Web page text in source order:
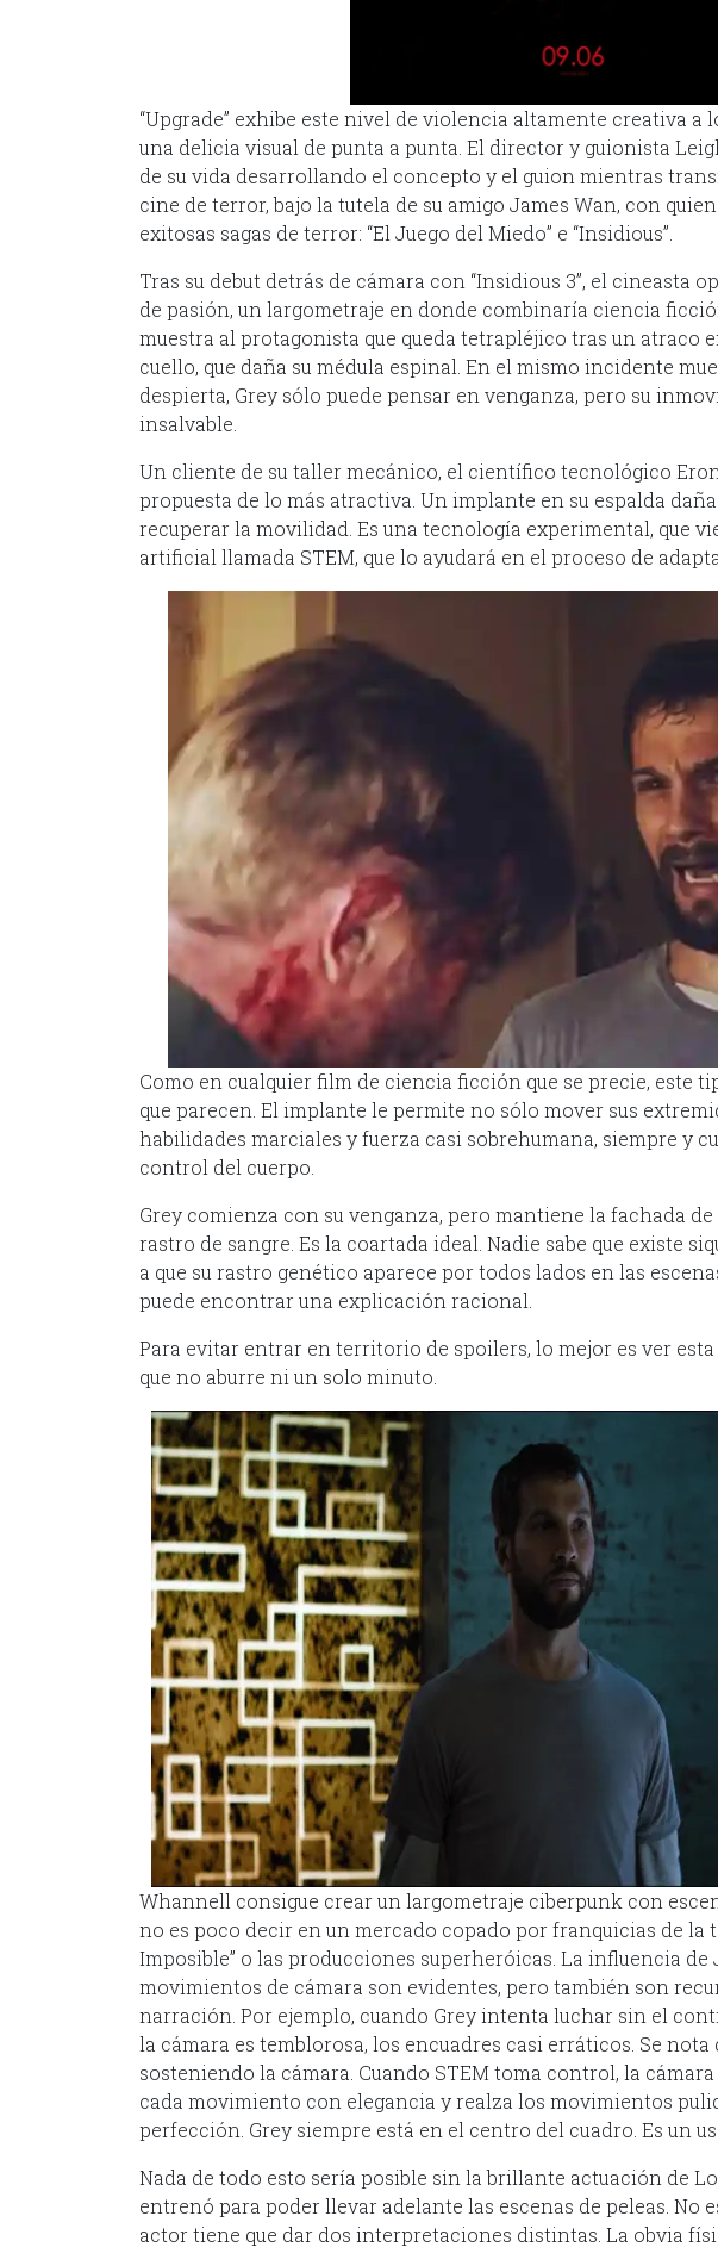
“Upgrade” exhibe este nivel de violencia altamente creativa a
una delicia visual de punta a punta. El director y guionista
de su vida desarrollando el concepto y el guion mientras
cine de terror, bajo la tutela de su amigo James Wan, con
exitosas sagas de terror: “El Juego del Miedo” e “Insidious”.
Tras su debut detrás de cámara con “Insidious 3”, el cineasta
de pasión, un largometraje en donde combinaría ciencia
muestra al protagonista que queda tetrapléjico tras un atraco
cuello, que daña su médula espinal. En el mismo incidente
despierta, Grey sólo puede pensar en venganza, pero su
insalvable.
Un cliente de su taller mecánico, el científico tecnológico
propuesta de lo más atractiva. Un implante en su espalda
recuperar la movilidad. Es una tecnología experimental, que
artificial llamada STEM, que lo ayudará en el proceso de
Como en cualquier film de ciencia ficción que se precie, este
que parecen. El implante le permite no sólo mover sus
habilidades marciales y fuerza casi sobrehumana, siempre y
control del cuerpo.
Grey comienza con su venganza, pero mantiene la fachada
rastro de sangre. Es la coartada ideal. Nadie sabe que existe
a que su rastro genético aparece por todos lados en las
puede encontrar una explicación racional.
Para evitar entrar en territorio de spoilers, lo mejor es ver esta
que no aburre ni un solo minuto.
Whannell consigue crear un largometraje ciberpunk con
no es poco decir en un mercado copado por franquicias de la
Imposible” o las producciones superheróicas. La influencia de
movimientos de cámara son evidentes, pero también son
narración. Por ejemplo, cuando Grey intenta luchar sin el
la cámara es temblorosa, los encuadres casi erráticos. Se nota
sosteniendo la cámara. Cuando STEM toma control, la
cada movimiento con elegancia y realza los movimientos
perfección. Grey siempre está en el centro del cuadro. Es un
Nada de todo esto sería posible sin la brillante actuación de
entrenó para poder llevar adelante las escenas de peleas. No
actor tiene que dar dos interpretaciones distintas. La obvia